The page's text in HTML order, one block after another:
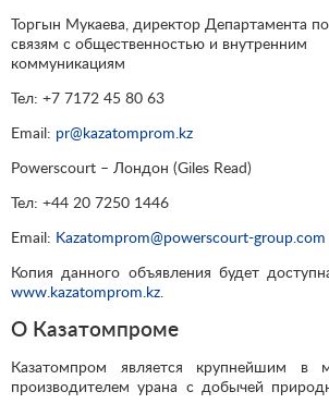
Торгын Мукаева, директор Департамента по
связям с общественностью и внутренним
коммуникациям
Тел: +7 7172 45 80 63
Email: pr@kazatomprom.kz
Powerscourt – Лондон (Giles Read)
Тел: +44 20 7250 1446
Email: Kazatomprom@powerscourt-group.com
Копия данного объявления будет
www.kazatomprom.kz
О Казатомпроме
Казатомпром является крупнейшим в
производителем урана с добычей